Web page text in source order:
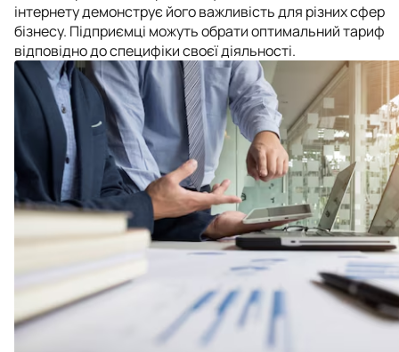
інтернету демонструє його важливість для різних сфер
бізнесу. Підприємці можуть обрати оптимальний тариф
відповідно до специфіки своєї діяльності.